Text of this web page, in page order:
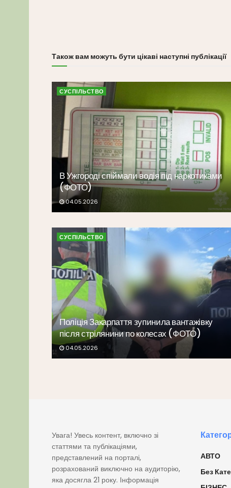
Також вам можуть бути цікаві наступні публікації
СУСПІЛЬСТВО
В Ужгороді спіймали водія під наркотиками
(ФОТО)
04.05.2026
СУСПІЛЬСТВО
Поліція Закарпаття зупинила вантажівку
після стрілянини по колесах (ФОТО)
04.05.2026
Увага! Увесь контент, включно зі
статтями та публікаціями,
представлений на порталі,
розрахований виключно на аудиторію,
яка досягла 21 року. Інформація
АВТО
Без